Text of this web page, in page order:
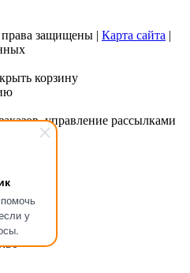
у
защищены | Карта сайта |
корзину
управление рассылками